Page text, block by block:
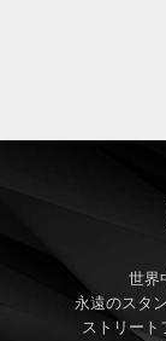
世界
永遠のスタ
ストリート